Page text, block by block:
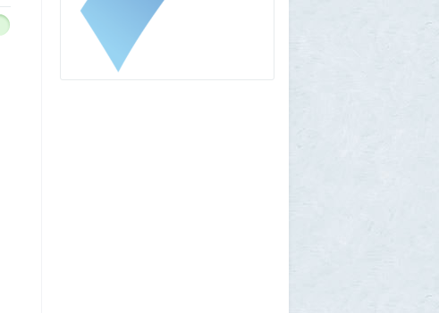
Установку пиратской Windows
собираются сделать невозможной
1 августа 2026, 12:56
«Одиссея» сдохла: вышел первый
трейлер индийского фильма «Рамаяна»